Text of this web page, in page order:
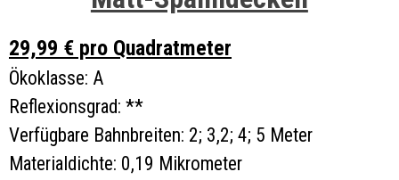
29,99 € pro Quadratmeter
Ökoklasse: A
Reflexionsgrad: **
Verfügbare Bahnbreiten: 2; 3,2; 4; 5 Meter
Materialdichte: 0,19 Mikrometer